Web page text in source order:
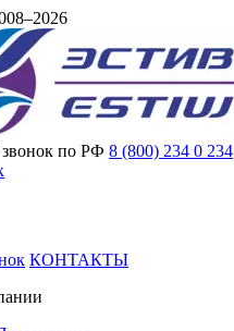
по РФ 8 (800) 234 0 234
КОНТАКТЫ